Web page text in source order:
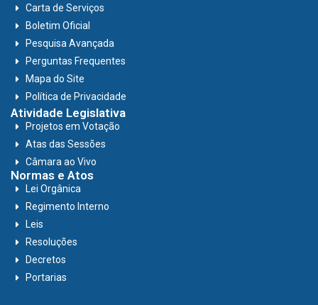
Carta de Serviços
Boletim Oficial
Pesquisa Avançada
Perguntas Frequentes
Mapa do Site
Política de Privacidade
Atividade Legislativa
Projetos em Votação
Atas das Sessões
Câmara ao Vivo
Normas e Atos
Lei Orgânica
Regimento Interno
Leis
Resoluções
Decretos
Portarias